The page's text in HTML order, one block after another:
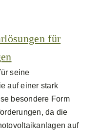
für
seine
auf einer stark
besondere Form
da die
auf